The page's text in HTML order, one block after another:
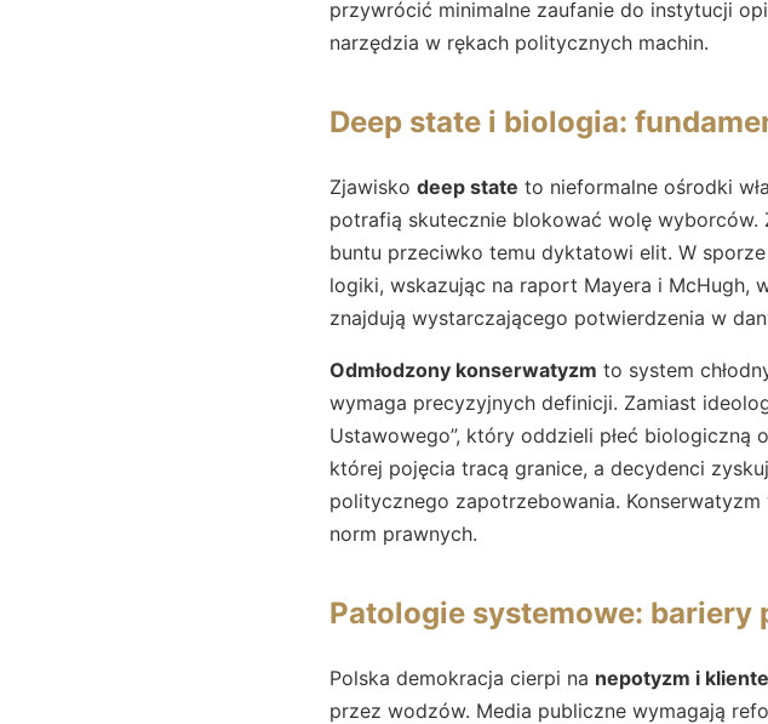
przywrócić minimalne zaufanie do instytucji
narzędzia w rękach politycznych machin.
Deep state i biologia:
Zjawisko deep state to nieformalne ośrodki
potrafią skutecznie blokować wolę wyborców.
buntu przeciwko temu dyktatowi elit. W
logiki, wskazując na raport Mayera i McHugh,
znajdują wystarczającego potwierdzenia w
Odmłodzony konserwatyzm to system
wymaga precyzyjnych definicji. Zamiast
Ustawowego”, który oddzieli płeć biologiczną
której pojęcia tracą granice, a decydenci
politycznego zapotrzebowania.
norm prawnych.
Patologie systemowe: bariery
Polska demokracja cierpi na nepotyzm i
przez wodzów. Media publiczne wymagają